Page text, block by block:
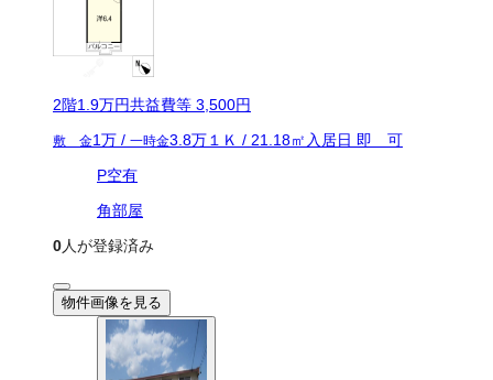
2階1.9万円共益費等 3,500円
敷 金1万 / 一時金3.8万１Ｋ / 21.18㎡ 入居日 即 可
P空有
角部屋
0人が登録済み
物件画像を見る